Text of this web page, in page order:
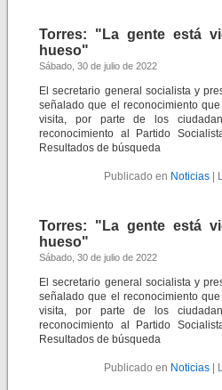
Torres: "La gente está
hueso"
Sábado, 30 de julio de 2022
El secretario general socialista y
señalado que el reconocimiento
visita, por parte de los
reconocimiento al Partido
Resultados de búsqueda
Publicado en Noticias|
Torres: "La gente está
hueso"
Sábado, 30 de julio de 2022
El secretario general socialista y
señalado que el reconocimiento
visita, por parte de los
reconocimiento al Partido
Resultados de búsqueda
Publicado en Noticias|